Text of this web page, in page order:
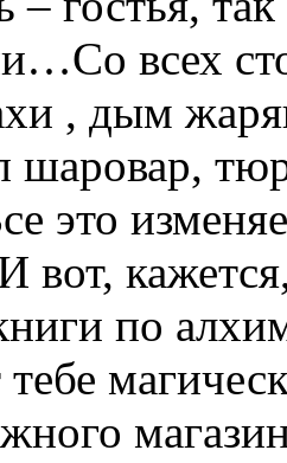
всех
, дым
шаровар,
это
вот,
по
тебе